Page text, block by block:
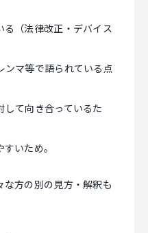
る（法律改正・デバイス
マ等で語られている点
て向き合っているた
いため。
な方の別の見方・解釈も